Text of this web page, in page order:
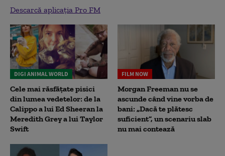
Descarcă aplicația Pro FM
DIGI ANIMAL WORLD
Cele mai răsfățate pisici
din lumea vedetelor: de la
Calippo a lui Ed Sheeran la
Meredith Grey a lui Taylor
Swift
FILM NOW
Morgan Freeman nu se
ascunde când vine vorba de
bani: „Dacă te plătesc
suficient”, un scenariu slab
nu mai contează